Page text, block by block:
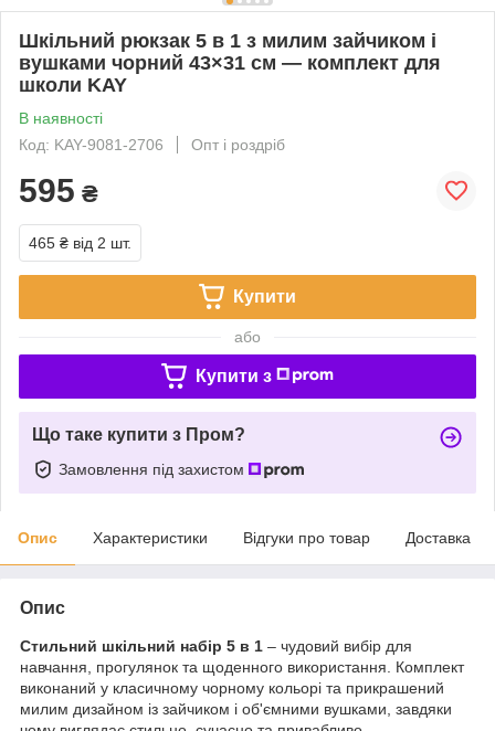
Шкільний рюкзак 5 в 1 з милим зайчиком і
вушками чорний 43×31 см — комплект для
школи KAY
В наявності
Код: KAY-9081-2706
Опт і роздріб
595 ₴
465 ₴ від 2 шт.
Купити
або
Купити з
Що таке купити з Пром?
Замовлення під захистом
Опис Характеристики Відгуки про товар Доставка
Опис
Стильний шкільний набір 5 в 1 – чудовий вибір для
навчання, прогулянок та щоденного використання. Комплект
виконаний у класичному чорному кольорі та прикрашений
милим дизайном із зайчиком і об'ємними вушками, завдяки